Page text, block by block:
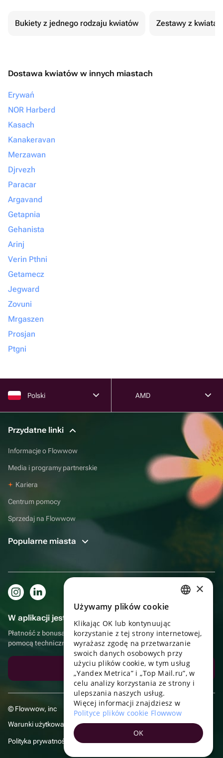
Bukiety z jednego rodzaju kwiatów Zestawy z
Dostawa kwiatów w innych miastach
Erywań
NOR Harberd
Kasach
Kanakeravan
Merzawan
Djrvezh
Paracar
Argavand
Getapnia
Gehanista
Arinj
Verin Pthni
Getamecz
Jegward
Zovuni
Mrgaszen
Prosjan
Ptgni
Polski AMD
Przydatne linki
Informacje o Flowwow
Media i programy partnerskie
Kariera
Centrum pomocy
Sprzedaj na Flowwow
Popularne miasta
W aplikacji jest to jeszcze wygodniejsze!
Płatność z bonusami, samodzielna dostawa, wygodny czat z
pomocą techniczną
Pobierz aplikację
© Flowwow, inc
Warunki użytkowania
Polityka prywatności
UKRAINIAN
PORTUGUESE
SPANISH
TURKISH
×
Używamy plików cookie
Klikając OK lub kontynuując
korzystanie z tej strony internetowej,
wyrażasz zgodę na przetwarzanie
swoich danych osobowych przy
użyciu plików cookie, w tym usług
„Yandex Metrica” i „Top Mail.ru”, w
celu analizy korzystania ze strony i
ulepszania naszych usług.
Więcej informacji znajdziesz w
Polityce plików cookie Flowwow
OK